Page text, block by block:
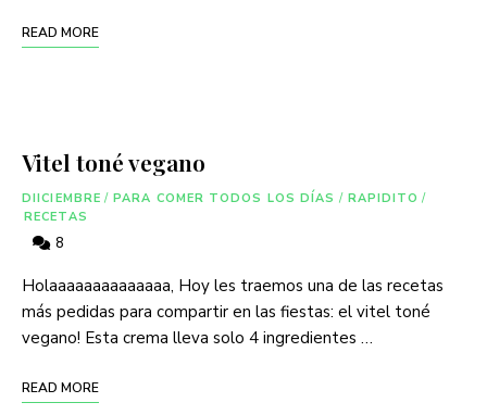
READ MORE
Vitel toné vegano
DIICIEMBRE / PARA COMER TODOS LOS DÍAS / RAPIDITO /
RECETAS
8
Holaaaaaaaaaaaaaa, Hoy les traemos una de las recetas
más pedidas para compartir en las fiestas: el vitel toné
vegano! Esta crema lleva solo 4 ingredientes …
READ MORE